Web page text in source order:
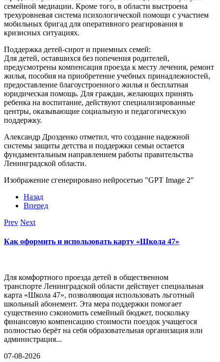
семейной медиации. Кроме того, в области выстроена
трехуровневая система психологической помощи с участием
мобильных бригад для оперативного реагирования в
кризисных ситуациях.
Поддержка детей-сирот и приемных семей:
Для детей, оставшихся без попечения родителей,
предусмотрены компенсация проезда к месту лечения, ремонт
жилья, пособия на приобретение учебных принадлежностей,
предоставление благоустроенного жилья и бесплатная
юридическая помощь. Для граждан, желающих принять
ребенка на воспитание, действуют специализированные
центры, оказывающие социальную и педагогическую
поддержку.
Александр Дрозденко отметил, что создание надежной
системы защиты детства и поддержки семьи остается
фундаментальным направлением работы правительства
Ленинградской области.
Изображение сгенерировано нейросетью "GPT Image 2"
Назад
Вперед
Prev Next
Как оформить и использовать карту «Школа 47»
Для комфортного проезда детей в общественном
транспорте Ленинградской области действует специальная
карта «Школа 47», позволяющая использовать льготный
школьный абонемент. Эта мера поддержки помогает
существенно сэкономить семейный бюджет, поскольку
финансовую компенсацию стоимости поездок учащегося
полностью берёт на себя образовательная организация или
администрация...
07-08-2026